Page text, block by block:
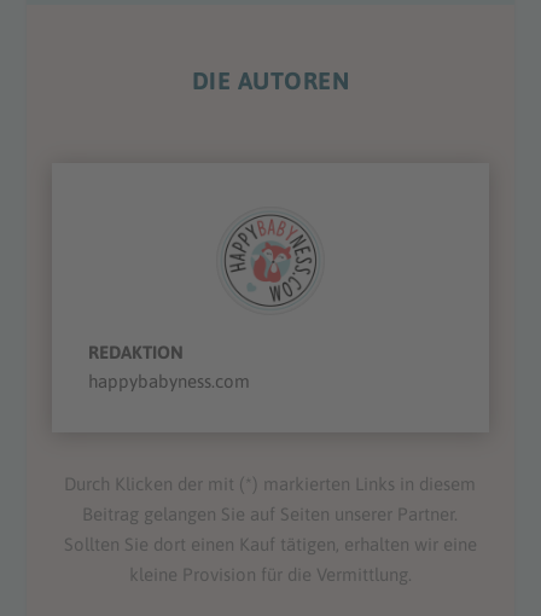
DIE AUTOREN
REDAKTION
happybabyness.com
Durch Klicken der mit (*) markierten Links in diesem
Beitrag gelangen Sie auf Seiten unserer Partner.
Sollten Sie dort einen Kauf tätigen, erhalten wir eine
kleine Provision für die Vermittlung.